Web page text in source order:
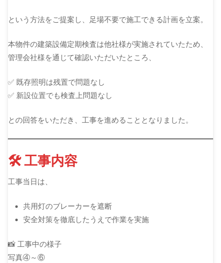
という方法をご提案し、足場不要で施工できる計画を立案。
本物件の建築設備定期検査は他社様が実施されていたため、
管理会社様を通じて確認いただいたところ、
✅ 既存照明は残置で問題なし
✅ 新設位置でも検査上問題なし
との回答をいただき、工事を進めることとなりました。
🛠 工事内容
工事当日は、
共用灯のブレーカーを遮断
安全対策を徹底したうえで作業を実施
📸 工事中の様子
写真④～⑥